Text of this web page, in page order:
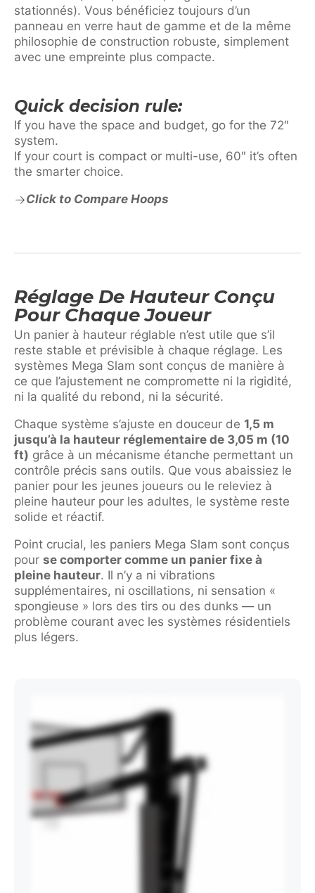
stationnés). Vous bénéficiez toujours d’un
panneau en verre haut de gamme et de la même
philosophie de construction robuste, simplement
avec une empreinte plus compacte.
Quick decision rule:
If you have the space and budget, go for the 72″
system.
If your court is compact or multi-use, 60″ it’s often
the smarter choice.
Click to Compare Hoops
Réglage De Hauteur Conçu
Pour Chaque Joueur
Un panier à hauteur réglable n’est utile que s’il
reste stable et prévisible à chaque réglage. Les
systèmes Mega Slam sont conçus de manière à
ce que l’ajustement ne compromette ni la rigidité,
ni la qualité du rebond, ni la sécurité.
Chaque système s’ajuste en douceur de 1,5 m
jusqu’à la hauteur réglementaire de 3,05 m (10
ft) grâce à un mécanisme étanche permettant un
contrôle précis sans outils. Que vous abaissiez le
panier pour les jeunes joueurs ou le releviez à
pleine hauteur pour les adultes, le système reste
solide et réactif.
Point crucial, les paniers Mega Slam sont conçus
pour se comporter comme un panier fixe à
pleine hauteur. Il n’y a ni vibrations
supplémentaires, ni oscillations, ni sensation «
spongieuse » lors des tirs ou des dunks — un
problème courant avec les systèmes résidentiels
plus légers.